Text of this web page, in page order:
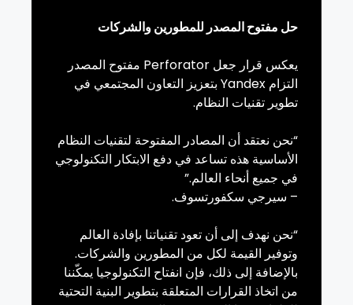
حل مفتوح المصدر للمطورين والشركات
يعكس قرار جعل Perforator مفتوح المصدر
التزام Yandex بتعزيز التعاون المجتمعي في
تطوير تقنيات النظام.
“نحن نعتقد أن المصادر المفتوحة لتقنيات النظام
الأساسية هذه تساعد في دفع الابتكار التكنولوجي
في جميع أنحاء العالم.”
– سيرجي سكفورتسوف.
“نحن نهدف إلى أن تعود تقنياتنا بإفادة العالم
وتوفير القيمة لكل من المطورين والشركات.
بالإضافة إلى ذلك، فإن انفتاح التكنولوجيا يمكّننا
من اتخاذ القرارات المتعلقة بتطوير البنية التحتية